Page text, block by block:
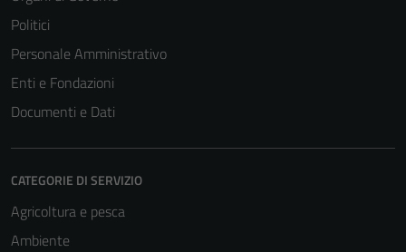
Politici
Personale Amministrativo
Enti e Fondazioni
Documenti e Dati
CATEGORIE DI SERVIZIO
Agricoltura e pesca
Ambiente